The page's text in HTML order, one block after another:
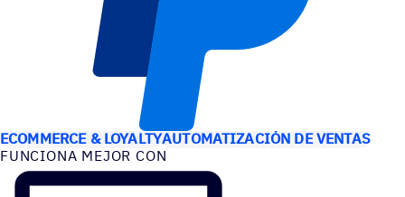
ECOMMERCE & LOYALTYAUTOMATIZACIÓN DE VENTAS
FUNCIONA MEJOR CON